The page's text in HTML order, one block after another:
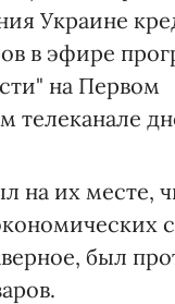
Украине
в эфире
на Первом
телеканале
на их месте,
был